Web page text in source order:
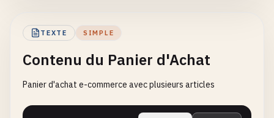
TEXTE SIMPLE
Contenu du Panier d'Achat
Panier d'achat e-commerce avec plusieurs articles